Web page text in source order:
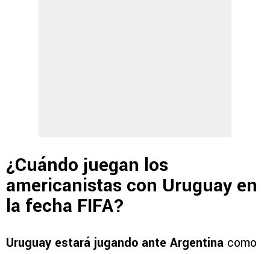
¿Cuándo juegan los
americanistas con Uruguay en
la fecha FIFA?
Uruguay estará jugando ante Argentina como